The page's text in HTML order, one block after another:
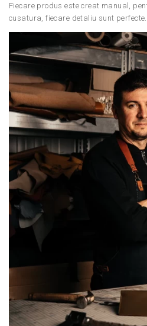
Fiecare produs este creat manual,
cusatura, fiecare detaliu sunt perfecte.